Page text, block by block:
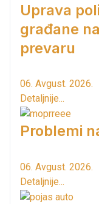
Uprava
građane
prevaru
06. Avgust. 2026.
Detaljnije...
Problemi
06. Avgust. 2026.
Detaljnije...